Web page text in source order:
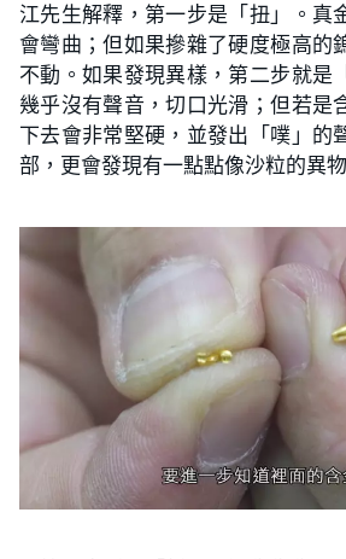
江先生解釋，第一步是「扭」。真
會彎曲；但如果摻雜了硬度極高的
不動。如果發現異樣，第二步就是
幾乎沒有聲音，切口光滑；但若是
下去會非常堅硬，並發出「噗」的
部，更會發現有一點點像沙粒的異物